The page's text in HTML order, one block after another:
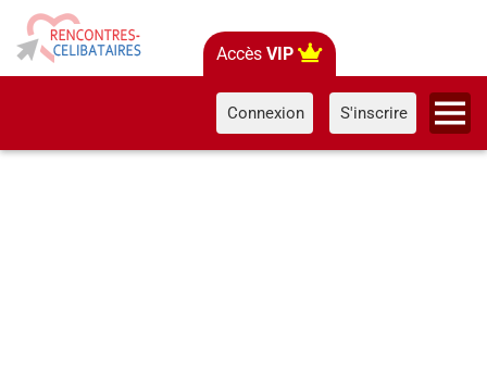
Accès VIP
Connexion S'inscrire